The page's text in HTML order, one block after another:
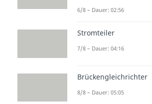
Nur eine relativ
, was
einem geringen
hast also diese
Schichten, die
verbunden sind.
Basis kurz
6/8 – Dauer: 02:56
Stromteiler
7/8 – Dauer: 04:16
Brückengleichrichter
8/8 – Dauer: 05:05